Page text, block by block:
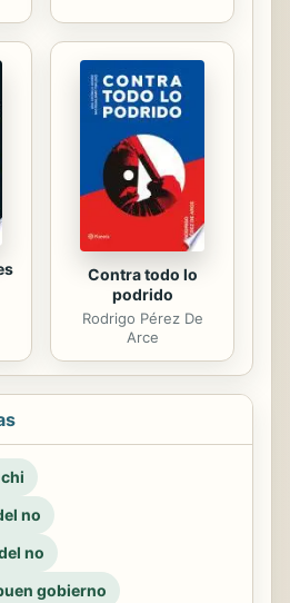
Contra todo lo
podrido
Rodrigo Pérez De
Arce
no
no
gobierno